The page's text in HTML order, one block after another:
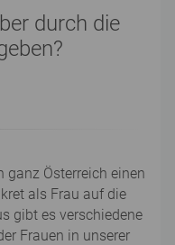
durch die
ganz Österreich einen
als Frau auf die
gibt es verschiedene
Frauen in unserer